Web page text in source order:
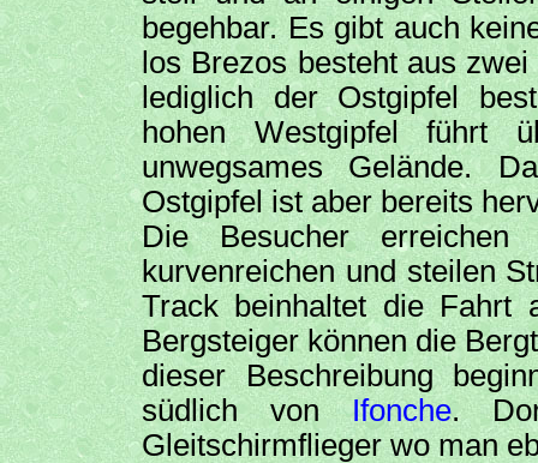
begehbar. Es gibt auch
los Brezos besteht aus
lediglich der Ostgipfel
hohen Westgipfel führt
unwegsames Gelände.
Ostgipfel ist aber bereits
Die Besucher
kurvenreichen und steilen
Track beinhaltet die Fahrt
Bergsteiger können die
dieser Beschreibung
südlich vonIfonche.
Gleitschirmflieger wo man